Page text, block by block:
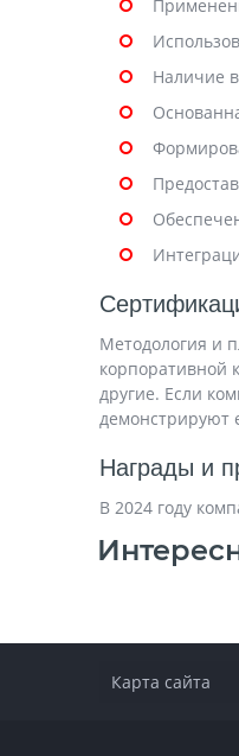
Наличие
Методология и
корпоративной
другие. Если
демонстрируют
Награды и
В 2024 году
Карта сайта